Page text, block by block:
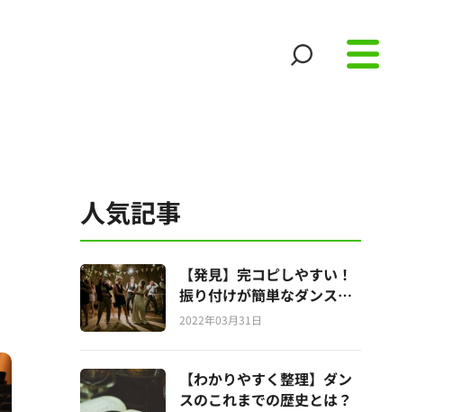
人気記事
【発見】完コピしやすい！
振り付けが簡単なダンス曲
を12曲紹介！
2022年03月31日
【わかりやすく整理】ダン
スのこれまでの歴史とは？